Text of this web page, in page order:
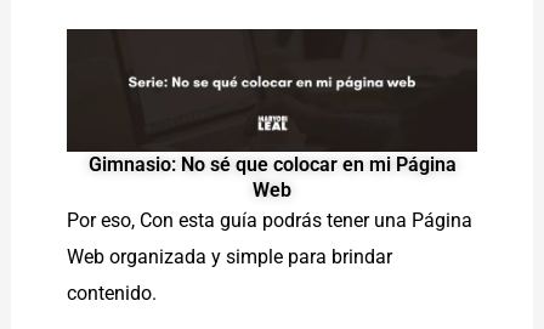
Gimnasio: No sé que colocar en mi Página
Web
Por eso, Con esta guía podrás tener una Página
Web organizada y simple para brindar
contenido.